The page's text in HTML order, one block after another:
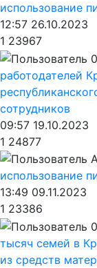
использование
12:57 26.10.2023
1 23967
работодателей
сотрудников
09:57 19.10.2023
1 24877
использование
13:49 09.11.2023
1 23386
тысяч семей в
из средств